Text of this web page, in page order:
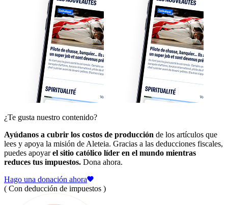
¿Te gusta nuestro contenido?
Ayúdanos a cubrir los costos de producción de los artículos que
lees y apoya la misión de Aleteia. Gracias a las deducciones fiscales,
puedes apoyarel sitio católico líder en el mundo mientras
reduces tus impuestos. Dona ahora.
Hago una donación ahora
( Con deducción de impuestos )